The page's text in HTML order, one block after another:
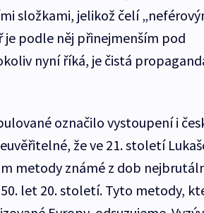
složkami, jelikož čelí
je podle něj přinejmenším pod
nyní říká, je čistá
označilo vystoupení i
že ve 21. století
metody známé z dob
let 20. století. Tyto metody,